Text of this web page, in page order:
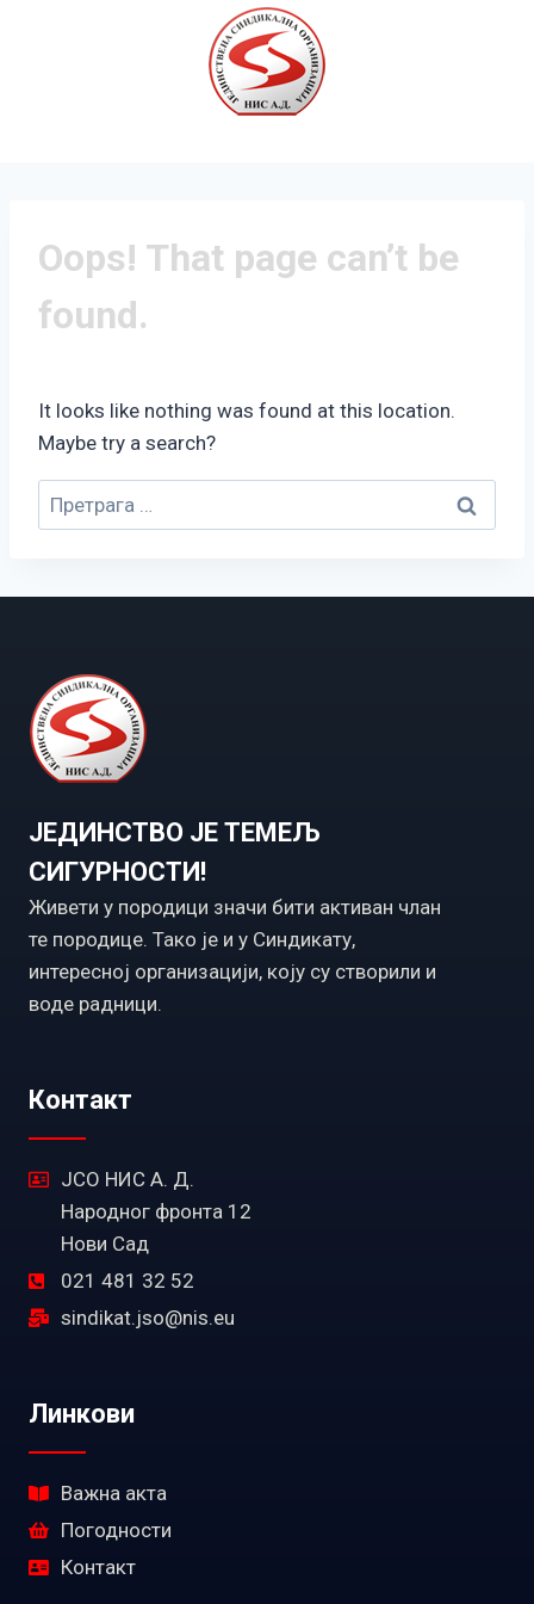
Oops! That page can’t be
found.
It looks like nothing was found at this location.
Maybe try a search?
ЈЕДИНСТВО ЈЕ ТЕМЕЉ
СИГУРНОСТИ!
Живети у породици значи бити активан члан
те породице. Тако је и у Синдикату,
интересној организацији, коју су створили и
воде радници.
Контакт
ЈСО НИС А. Д.
Народног фронта 12
Нови Сад
021 481 32 52
sindikat.jso@nis.eu
Линкови
Важна акта
Погодности
Контакт